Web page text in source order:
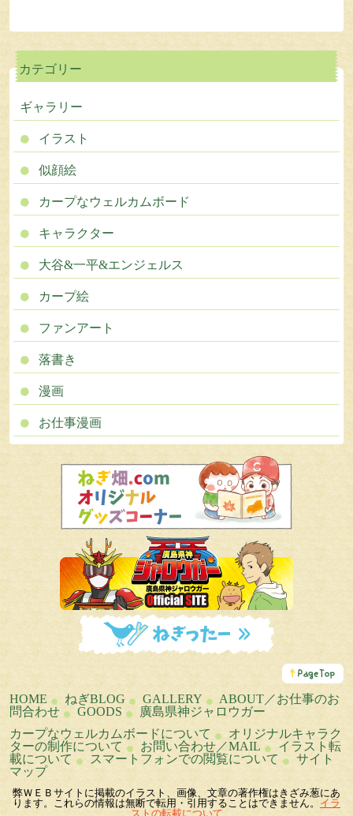
カテゴリー
ギャラリー
イラスト
似顔絵
カープなウェルカムボード
キャラクター
大谷&一平&エンジェルス
カープ絵
ファンアート
落書き
漫画
お仕事漫画
こ
の
ペ
ー
ジ
の
ト
ッ
プ
へ
HOME ねぎBLOG GALLERY
ABOUT／お仕事のお
問合わせ
GOODS
廣島県神ジャロウガー
カープなウェルカムボードについて
オリジナルキャラク
ターの制作について
お問い合わせ／MAIL
イラスト転
載について
スマートフォンでの閲覧について
サイト
マップ
弊ＷＥＢサイトに掲載のイラスト、画像、文章の著作権はきざみ葱にあ
ります。これらの情報は無断で転用・引用することはできません。 イラ
ストの転載について